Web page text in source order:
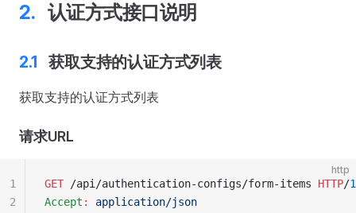
认证方式接口说明
获取支持的认证方式列表
获取支持的认证方式列表
请求URL
http
GET /api/authentication-configs/form-items HTTP/
Accept :
application/json
1
2